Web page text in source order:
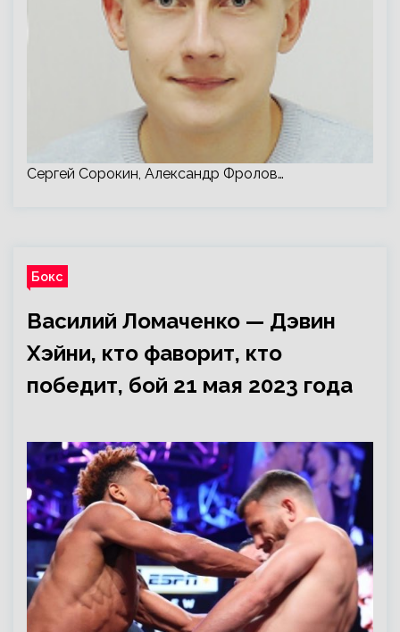
Сергей Сорокин, Александр Фролов…
Бокс
Василий Ломаченко — Дэвин
Хэйни, кто фаворит, кто
победит, бой 21 мая 2023 года